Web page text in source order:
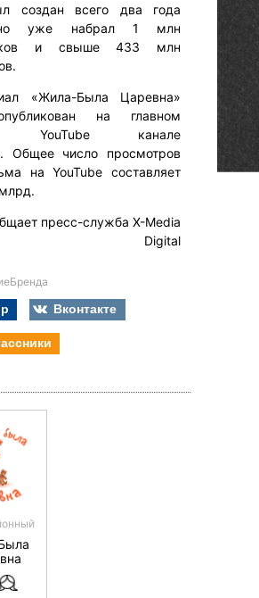
создан всего два года
уже набрал 1 млн
и свыше 433 млн
«Жила-Была Царевна»
на главном
YouTube канале
Общее число просмотров
на YouTube составляет
пресс-служба X-Media
Digital
Вконтакте